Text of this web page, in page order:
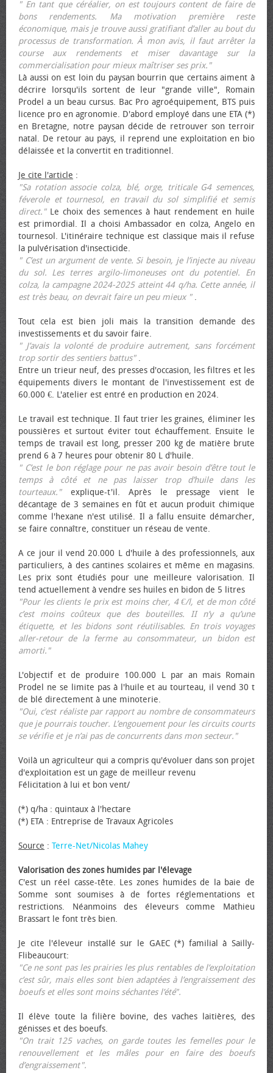
" En tant que céréalier, on est toujours content de faire de
bons rendements. Ma motivation première reste
économique, mais je trouve aussi gratifiant d’aller au bout du
processus de transformation. À mon avis, il faut arrêter la
course aux rendements et miser davantage sur la
commercialisation pour mieux maîtriser ses prix."
Là aussi on est loin du paysan bourrin que certains aiment à
décrire lorsqu'ils sortent de leur "grande ville", Romain
Prodel a un beau cursus. Bac Pro agroéquipement, BTS puis
licence pro en agronomie. D'abord employé dans une ETA (*)
en Bretagne, notre paysan décide de retrouver son terroir
natal. De retour au pays, il reprend une exploitation en bio
délaissée et la convertit en traditionnel.
Je cite l'article :
"Sa rotation associe colza, blé, orge, triticale G4 semences,
féverole et tournesol, en travail du sol simplifié et semis
direct."Le choix des semences à haut rendement en huile
est primordial. Il a choisi Ambassador en colza, Angelo en
tournesol. L'itinéraire technique est classique mais il refuse
la pulvérisation d'insecticide.
" C’est un argument de vente. Si besoin, je l’injecte au niveau
du sol. Les terres argilo-limoneuses ont du potentiel. En
colza, la campagne 2024-2025 atteint 44 q/ha. Cette année, il
est très beau, on devrait faire un peu mieux ".
Tout cela est bien joli mais la transition demande des
investissements et du savoir faire.
" J’avais la volonté de produire autrement, sans forcément
trop sortir des sentiers battus".
Entre un trieur neuf, des presses d'occasion, les filtres et les
équipements divers le montant de l'investissement est de
60.000 €. L'atelier est entré en production en 2024.
Le travail est technique. Il faut trier les graines, éliminer les
poussières et surtout éviter tout échauffement. Ensuite le
temps de travail est long, presser 200 kg de matière brute
prend 6 à 7 heures pour obtenir 80 L d'huile.
" C’est le bon réglage pour ne pas avoir besoin d’être tout le
temps à côté et ne pas laisser trop d’huile dans les
tourteaux."explique-t'il. Après le pressage vient le
décantage de 3 semaines en fût et aucun produit chimique
comme l'hexane n'est utilisé. Il a fallu ensuite démarcher,
se faire connaître, constituer un réseau de vente.
A ce jour il vend 20.000 L d'huile à des professionnels, aux
particuliers, à des cantines scolaires et même en magasins.
Les prix sont étudiés pour une meilleure valorisation. Il
tend actuellement à vendre ses huiles en bidon de 5 litres
"Pour les clients le prix est moins cher, 4 €/l, et de mon côté
c’est moins coûteux que des bouteilles. II n’y a qu’une
étiquette, et les bidons sont réutilisables. En trois voyages
aller-retour de la ferme au consommateur, un bidon est
amorti."
L'objectif et de produire 100.000 L par an mais Romain
Prodel ne se limite pas à l'huile et au tourteau, il vend 30 t
de blé directement à une minoterie.
"Oui, c’est réaliste par rapport au nombre de consommateurs
que je pourrais toucher. L’engouement pour les circuits courts
se vérifie et je n’ai pas de concurrents dans mon secteur."
Voilà un agriculteur qui a compris qu'évoluer dans son projet
d'exploitation est un gage de meilleur revenu
Félicitation à lui et bon vent/
(*) q/ha : quintaux à l'hectare
(*) ETA : Entreprise de Travaux Agricoles
Source : Terre-Net/Nicolas Mahey
Valorisation des zones humides par l'élevage
C'est un réel casse-tête. Les zones humides de la baie de
Somme sont soumises à de fortes réglementations et
restrictions. Néanmoins des éleveurs comme Mathieu
Brassart le font très bien.
Je cite l'éleveur installé sur le GAEC (*) familial à Sailly-
Flibeaucourt:
"Ce ne sont pas les prairies les plus rentables de l’exploitation
c’est sûr, mais elles sont bien adaptées à l’engraissement des
bœufs et elles sont moins séchantes l’été".
Il élève toute la filière bovine, des vaches laitières, des
génisses et des bœufs.
"On trait 125 vaches, on garde toutes les femelles pour le
renouvellement et les mâles pour en faire des bœufs
d’engraissement".